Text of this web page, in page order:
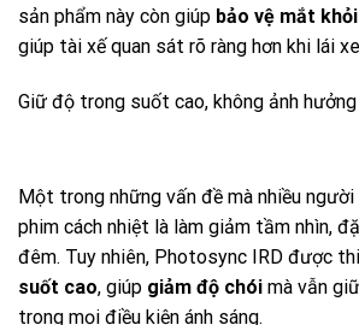
sản phẩm này còn giúp bảo vệ mắt
giúp tài xế quan sát rõ ràng hơn khi lái
Giữ độ trong suốt cao, không ảnh
Một trong những vấn đề mà nhiều
phim cách nhiệt là làm giảm tầm nhìn,
đêm. Tuy nhiên, Photosync IRD được
suốt cao, giúp giảm độ chói mà vẫn
trong mọi điều kiện ánh sáng.